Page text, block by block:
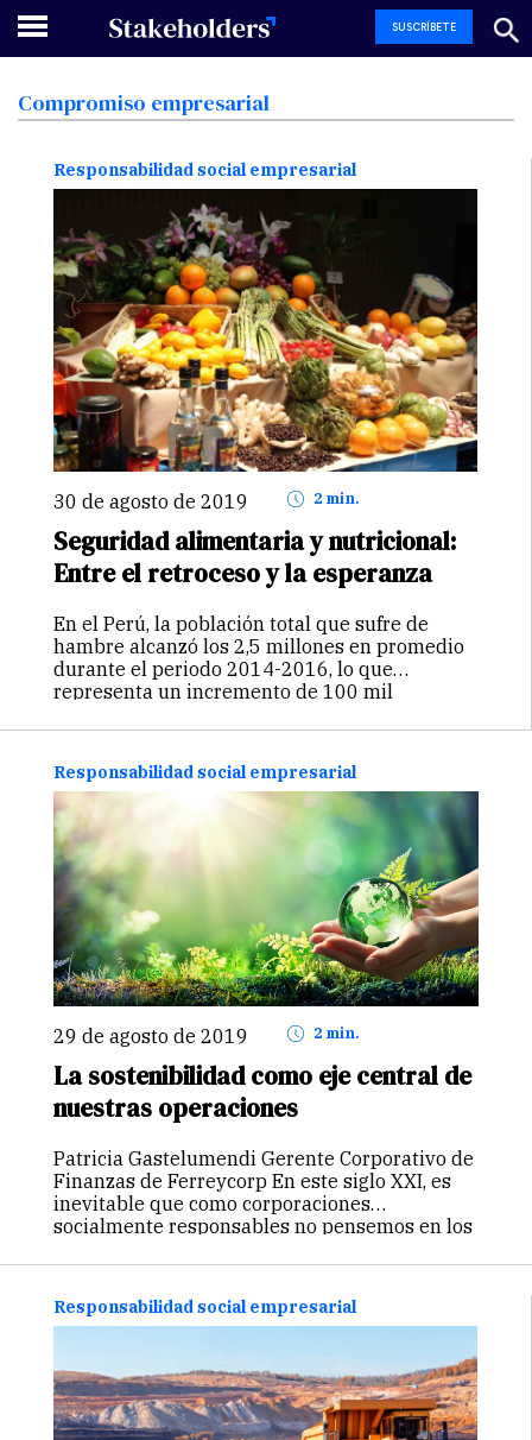
SUSCRÍBETE
Compromiso empresarial
Responsabilidad social empresarial
30 de agosto de 2019 2 min.
Seguridad alimentaria y nutricional:
Entre el retroceso y la esperanza
En el Perú, la población total que sufre de
hambre alcanzó los 2,5 millones en promedio
durante el periodo 2014-2016, lo que
representa un incremento de 100 mil
(2013-2015). Asimismo, más del 43…
Continuar
Responsabilidad social empresarial
29 de agosto de 2019 2 min.
La sostenibilidad como eje central de
nuestras operaciones
Patricia Gastelumendi Gerente Corporativo de
Finanzas de Ferreycorp En este siglo XXI, es
inevitable que como corporaciones
socialmente responsables no pensemos en los
Hay mucho por lo que reflexionar y mucho
más por lo… Continuar
Responsabilidad social empresarial